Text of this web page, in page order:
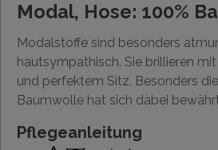
Modal, Hose: 100%
Modalstoffe sind besonders
hautsympathisch. Sie brillieren
und perfektem Sitz. Besonders
Baumwolle hat sich dabei
Pflegeanleitung